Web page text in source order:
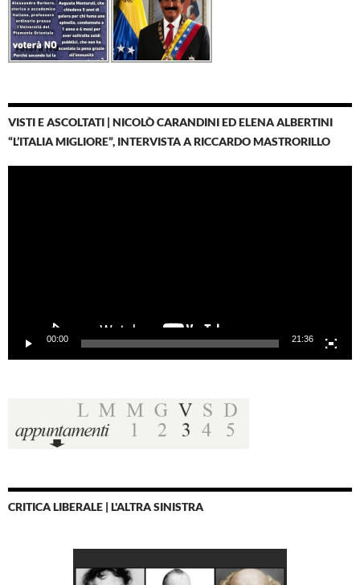
VISTI E ASCOLTATI | NICOLÒ CARANDINI ED ELENA ALBERTINI
“L’ITALIA MIGLIORE”, INTERVISTA A RICCARDO MASTRORILLO
00:00 21:36
CRITICA LIBERALE | L'ALTRA SINISTRA